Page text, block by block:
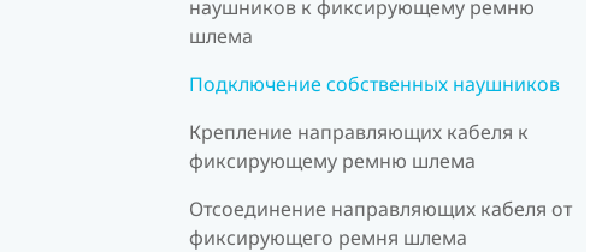
наушников к фиксирующему ремню
шлема
Подключение собственных наушников
Крепление направляющих кабеля к
фиксирующему ремню шлема
Отсоединение направляющих кабеля от
фиксирующего ремня шлема